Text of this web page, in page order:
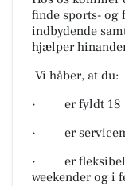
finde sports-
indbydende
hjælper
Vi håber, at du:
· er fyldt 18
· er
· er fleksibel
weekender og i